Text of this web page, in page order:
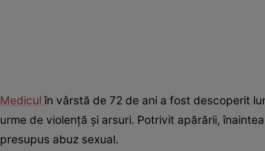
Mediculîn vârstă de 72 de ani a fost descoperit
urme de violență și arsuri. Potrivit apărării,
presupus abuz sexual.